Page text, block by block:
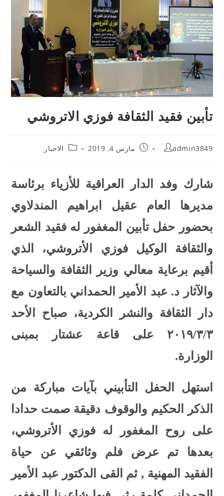
تأبين فقيد الثقافة فوزي الاتروشي
admin3849 مارس 4, 2019 الاخبار
شارك وفد الدار العراقية للأزياء برئاسة
مديرها العام عقيل ابراهيم المندلاوي
بحضور حفل تأبين المغفور له فقيد الشعر
والثقافة الوكيل فوزي الأتروشي، الذي
أقيم برعاية معالي وزير الثقافة والسياحة
والآثار د. عبد الأمير الحمداني بالتعاون مع
دار الثقافة والنشر الكردية، صباح الأحد
٢٠١٩/٣/٣ على قاعة عشتار بمبنى
الوزارة.
استهل الحفل التأبيني بآيات مباركة من
الذكر الحكيم والوقوف دقيقة صمت حدادا
على روح المغفور له فوزي الأتروشي،
بعدها تم عرض فلم وثائقي عن حياة
الفقيد المهنية , ثم القى الدكتور عبد الأمير